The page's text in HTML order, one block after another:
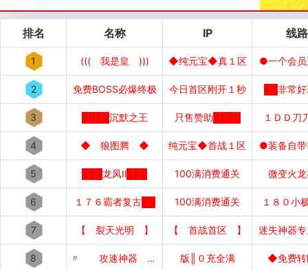
排名 名称 IP 线路
1 ((( 我是皇 ))) ◆纯元宝◆真１区 ●一个会
2 免费BOSS必爆终极 今日首区刚开１秒 ██非常
3 ████沉默之王 只售赞助████ １ＤＤ刀
4 ◆ 狼图腾 ◆ 纯元宝◆首战１区 ●装备自
5 ███龙凤Ⅱ███ 100满消费通关 微变火
6 １７６霸者复古██ 100满消费通关 １８０小
7 【 裂天光明 】 【 首战首区 】 迷失神器
8 〃 攻速神器 〃 版║０充全满 ◆免费